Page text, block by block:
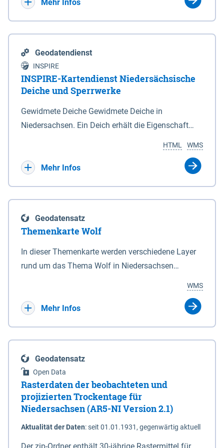
Mehr Infos
Geodatendienst
INSPIRE
INSPIRE-Kartendienst Niedersächsische
Deiche und Sperrwerke
Gewidmete Deiche Gewidmete Deiche in
Niedersachsen. Ein Deich erhält die Eigenschaft
Deichbehörde durch Verordnung ausspricht. Für
enthalten. Sperrwerke Sperrwerke sind Bauwerke
mit Sperrvorrichtungen in Tidegewässern, die dem
Schutz eines Gebietes vor erhöhten Tiden, vor allem
vor Sturmfluten, zu dienen bestimmt sind (§2 Abs.3
Eigenschaft eines Sperrwerkes durch Widmung, die
die Deichbehörde durch Verordnung ausspricht.
WMS
HTML
Mehr Infos
Geodatensatz
Themenkarte Wolf
In dieser Themenkarte werden verschiedene Layer
rund um das Thema Wolf in Niedersachsen
sowie Status der bestehenden Wolfsterritorien im
laufenden Monitoringjahr.
WMS
Mehr Infos
Geodatensatz
Open Data
Rasterdaten der beobachteten und
projizierten Trockentage für
Niedersachsen (AR5-NI Version 2.1)
Aktualität der Daten:seit 01.01.1931, gegenwärtig aktuell